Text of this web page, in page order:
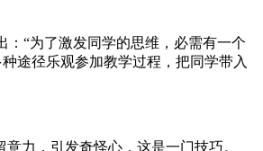
“为了激发同学的思维，必需有一个
途径乐观参加教学过程，把同学带入
力，引发奇怪心，这是一门技巧。